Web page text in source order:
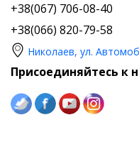
+38(067) 706-08-40
+38(066) 820-79-58
Николаев, ул.
Присоединяйтесь к